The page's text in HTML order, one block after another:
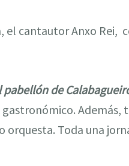
el cantautor Anxo Rei,
de
Además,
orquesta. Toda una